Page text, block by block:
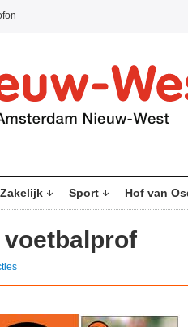
Zakelijk Sport Hof van
voetbalprof